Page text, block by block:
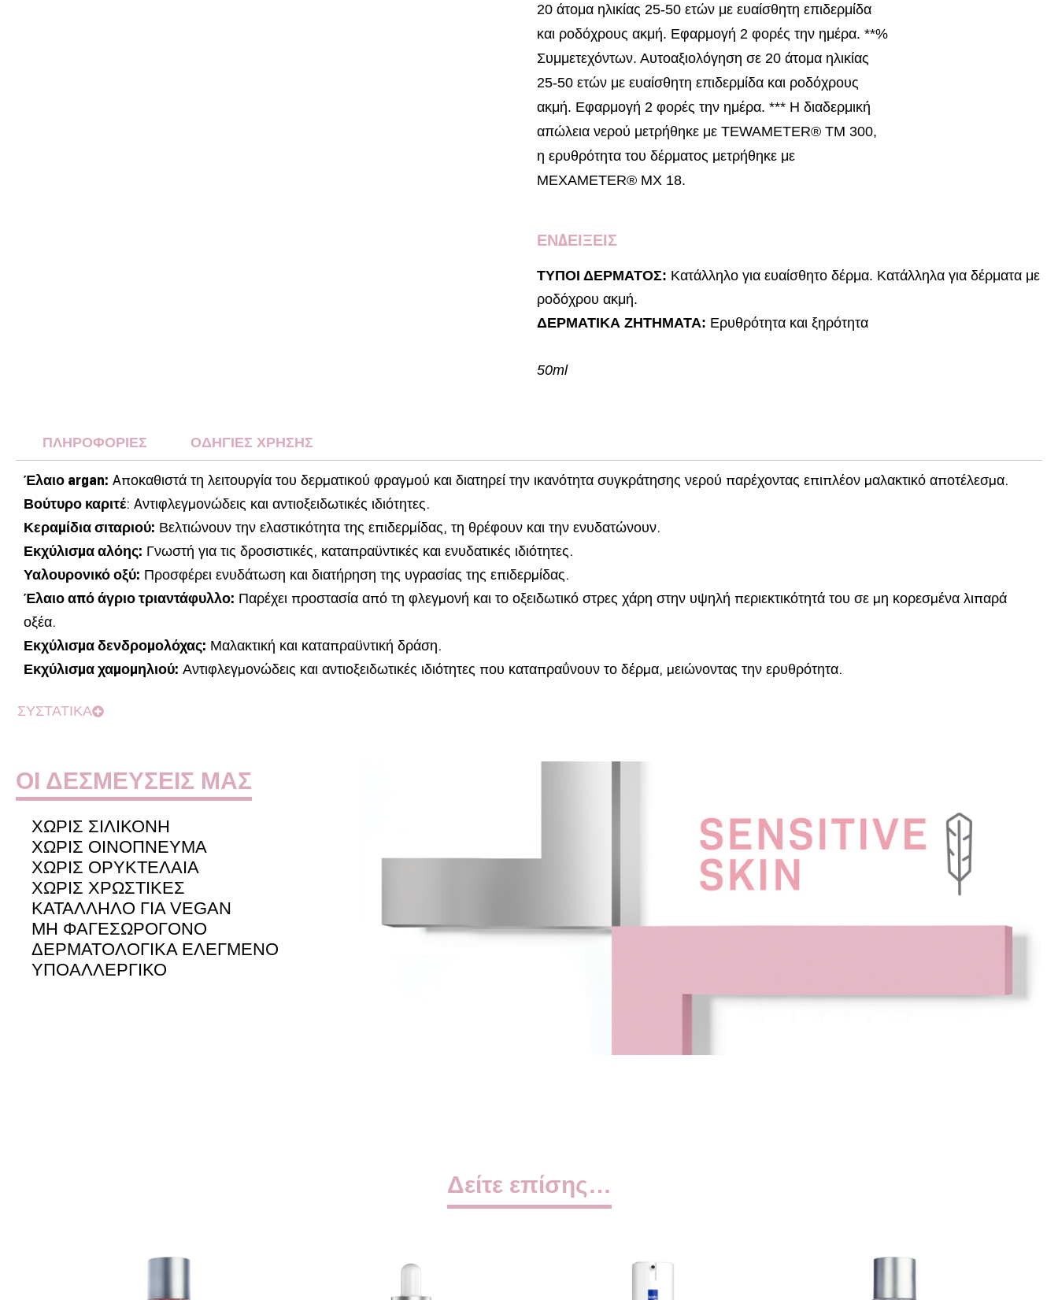
20 άτομα ηλικίας 25-50 ετών με ευαίσθητη επιδερμίδα
και ροδόχρους ακμή. Εφαρμογή 2 φορές την ημέρα. **%
Συμμετεχόντων. Αυτοαξιολόγηση σε 20 άτομα ηλικίας
25-50 ετών με ευαίσθητη επιδερμίδα και ροδόχρους
ακμή. Εφαρμογή 2 φορές την ημέρα. *** Η διαδερμική
απώλεια νερού μετρήθηκε με ΤEWAMETER® TM 300,
η ερυθρότητα του δέρματος μετρήθηκε με
ΜΕΧΑΜΕΤΕR® MX 18.
ΕΝΔΕΙΞΕΙΣ
ΤΥΠΟΙ ΔΕΡΜΑΤΟΣ: Κατάλληλο για ευαίσθητο δέρμα. Κατάλληλα για δέρματα με
ροδόχρου ακμή.
ΔΕΡΜΑΤΙΚΑ ΖΗΤΗΜΑΤΑ: Ερυθρότητα και ξηρότητα
50ml
ΠΛΗΡΟΦΟΡΙΕΣ ΟΔΗΓΙΕΣ ΧΡΗΣΗΣ
Έλαιο argan: Aποκαθιστά τη λειτουργία του δερματικού φραγμού και διατηρεί την ικανότητα συγκράτησης νερού παρέχοντας επιπλέον μαλακτικό αποτέλεσμα.
Βούτυρο καριτέ: Aντιφλεγμονώδεις και αντιοξειδωτικές ιδιότητες.
Κεραμίδια σιταριού: Βελτιώνουν την ελαστικότητα της επιδερμίδας, τη θρέφουν και την ενυδατώνουν.
Εκχύλισμα αλόης: Γνωστή για τις δροσιστικές, καταπραϋντικές και ενυδατικές ιδιότητες.
Υαλουρονικό οξύ: Προσφέρει ενυδάτωση και διατήρηση της υγρασίας της επιδερμίδας.
Έλαιο από άγριο τριαντάφυλλο: Παρέχει προστασία από τη φλεγμονή και το οξειδωτικό στρες χάρη στην υψηλή περιεκτικότητά του σε μη κορεσμένα λιπαρά
οξέα.
Εκχύλισμα δενδρομολόχας: Μαλακτική και καταπραϋντική δράση.
Εκχύλισμα χαμομηλιού: Αντιφλεγμονώδεις και αντιοξειδωτικές ιδιότητες που καταπραΰνουν το δέρμα, μειώνοντας την ερυθρότητα.
ΣΥΣΤΑΤΙΚΑ
ΟΙ ΔΕΣΜΕΥΣΕΙΣ ΜΑΣ
XΩΡΊΣ ΣΙΛΙΚΌΝΗ
XΩΡΊΣ ΟΙΝΌΠΝΕΥΜΑ
XΩΡΊΣ ΟΡΥΚΤΈΛΑΙΑ
ΧΩΡΊΣ ΧΡΩΣΤΙΚΈΣ
KΑΤΆΛΛΗΛΟ ΓΙΑ VEGAN
ΜΗ ΦΑΓΕΣΩΡΟΓΌΝΟ
ΔΕΡΜΑΤΟΛΟΓΙΚΆ ΕΛΕΓΜΈΝΟ
YΠΟΑΛΛΕΡΓΙΚΌ
Δείτε επίσης…